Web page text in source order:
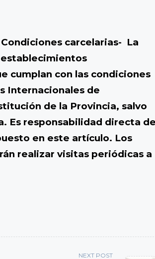
carcelarias- La
cumplan con las condiciones
Internacionales de
de la Provincia, salvo
Es responsabilidad directa
en este artículo. Los
realizar visitas periódicas a
NEXT POST